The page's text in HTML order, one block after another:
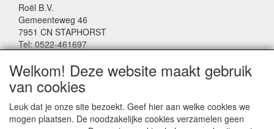
Roël B.V.
Gemeenteweg 46
7951 CN STAPHORST
Tel: 0522-461697
Facebook: www.facebook.com/roelspeelgoed
Openingstijden Winkel:
Maandag t/m Vrijdag: 9:00 - 17:30
Welkom! Deze website maakt gebruik
van cookies
Leuk dat je onze site bezoekt. Geef hier aan welke cookies we
mogen plaatsen. De noodzakelijke cookies verzamelen geen